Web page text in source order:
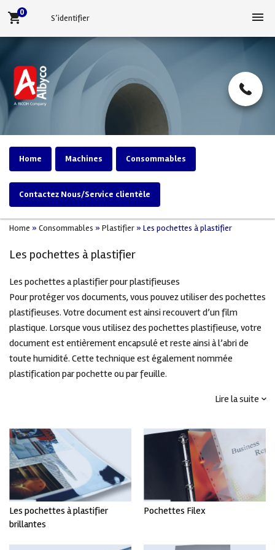
shopping_cart0
S’identifier menu
Home Machines Consommables
Contactez Nous/Service clientèle
Home » Consommables » Plastifier » Les pochettes à plastifier
Les pochettes à plastifier
Les pochettes a plastifier pour plastifieuses
Pour protéger vos documents, vous pouvez utiliser des pochettes
plastifieuses. Votre document est ainsi recouvert d’un film
plastique. Lorsque vous utilisez des pochettes plastifieuse, votre
document est entièrement encapsulé et reste ainsi à l’abri de
toute humidité. Cette technique est également nommée
plastification par pochette ou par feuille.
Les pochettes plastifieuses sont des pochettes pouvant fondre
grâce à une colle thermique. Avant de commencer
la plastification, vous glissez votre document, comme pour une
pochette transparente classique, dans la pochette de
plastification.
Les pochettes à plastifier sont laminées grâce à une plastifieuse à
pochettes. La qualité de ces machines va des plastifieuses plates
Lire la suite
Les pochettes à plastifier
brillantes
Voir tout Pochettes Filex
Voir tout